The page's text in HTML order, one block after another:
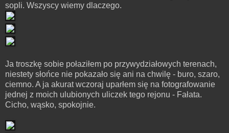
sopli. Wszyscy wiemy dlaczego.
Ja troszkę sobie połaziłem po przywydziałowych terenach,
niestety słońce nie pokazało się ani na chwilę - buro, szaro,
ciemno. A ja akurat wczoraj uparłem się na fotografowanie
jednej z moich ulubionych uliczek tego rejonu - Fałata.
Cicho, wąsko, spokojnie.